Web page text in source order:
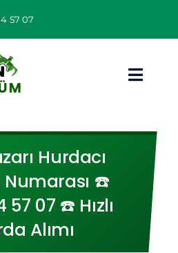
57 07
Hurda Fiyatları
Hizmet Bölgeleri
Hurdacı
Numarası ☎️
57 07 ☎️ Hızlı
Alımı